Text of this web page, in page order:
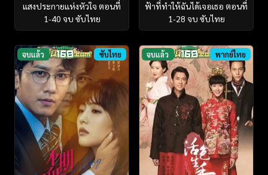
แสงประกายแห่งหัวใจ ตอนที่
1-40 จบ ซับไทย
ฟ้าที่ทำให้ฉันได้เจอเธอ ตอนที่
1-28 จบ ซับไทย
จบแล้ว ซับไทย จบแล้ว พากย์ไทย